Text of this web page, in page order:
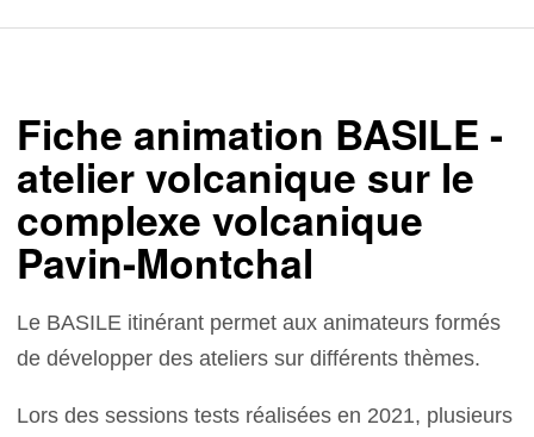
Fiche animation BASILE -
atelier volcanique sur le
complexe volcanique
Pavin-Montchal
Le BASILE itinérant permet aux animateurs formés
de développer des ateliers sur différents thèmes.
Lors des sessions tests réalisées en 2021, plusieurs